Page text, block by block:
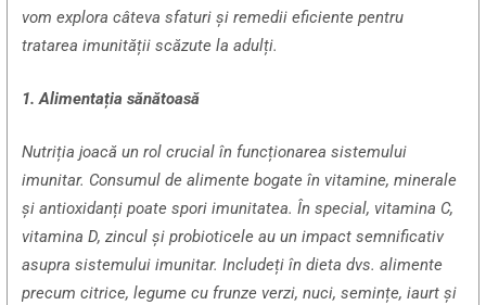
vom explora câteva sfaturi și remedii eficiente pentru
tratarea imunității scăzute la adulți.
1. Alimentația sănătoasă
Nutriția joacă un rol crucial în funcționarea sistemului
imunitar. Consumul de alimente bogate în vitamine, minerale
și antioxidanți poate spori imunitatea. În special, vitamina C,
vitamina D, zincul și probioticele au un impact semnificativ
asupra sistemului imunitar. Includeți în dieta dvs. alimente
precum citrice, legume cu frunze verzi, nuci, semințe, iaurt și